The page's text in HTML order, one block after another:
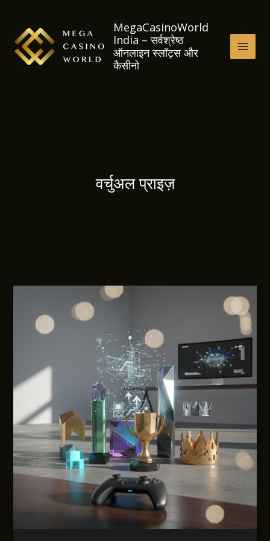
content
MegaCasinoWorld
India – सर्वश्रेष्ठ
ऑनलाइन स्लॉट्स और
कैसीनो
वर्चुअल प्राइज़